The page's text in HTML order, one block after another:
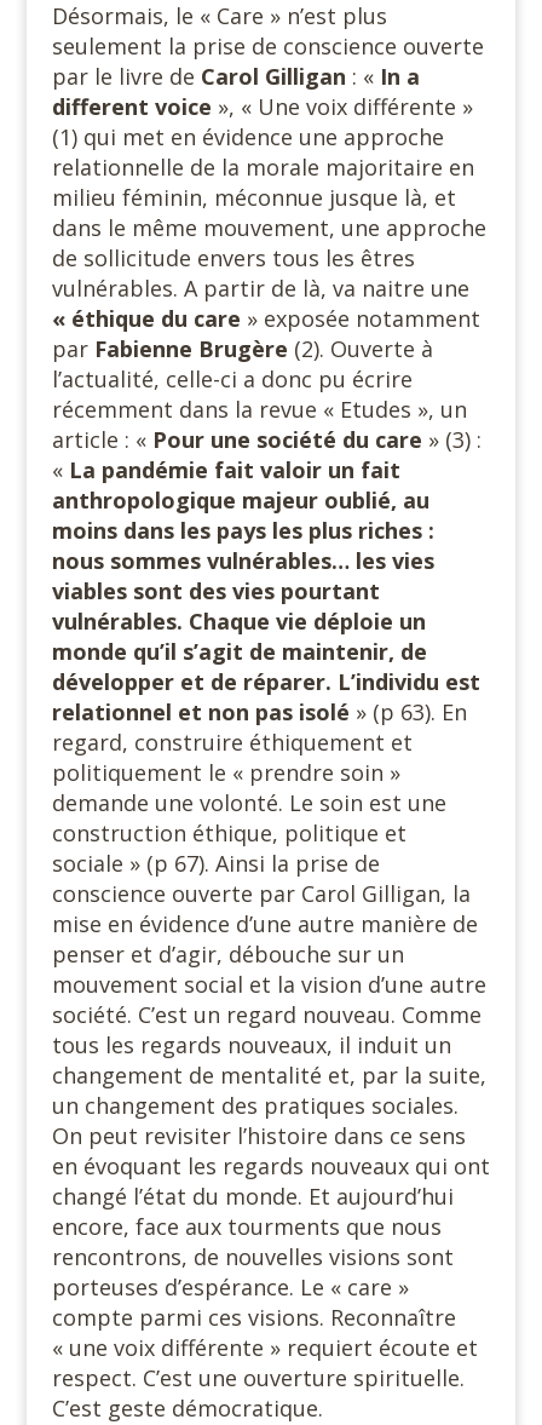
Désormais, le « Care » n’est plus
seulement la prise de conscience ouverte
par le livre de Carol Gilligan : « In a
different voice », « Une voix différente »
(1) qui met en évidence une approche
relationnelle de la morale majoritaire en
milieu féminin, méconnue jusque là, et
dans le même mouvement, une approche
de sollicitude envers tous les êtres
vulnérables. A partir de là, va naitre une
« éthique du care » exposée notamment
par Fabienne Brugère (2). Ouverte à
l’actualité, celle-ci a donc pu écrire
récemment dans la revue « Etudes », un
article : « Pour une société du care » (3) :
« La pandémie fait valoir un fait
anthropologique majeur oublié, au
moins dans les pays les plus riches :
nous sommes vulnérables… les vies
viables sont des vies pourtant
vulnérables. Chaque vie déploie un
monde qu’il s’agit de maintenir, de
développer et de réparer. L’individu est
relationnel et non pas isolé » (p 63). En
regard, construire éthiquement et
politiquement le « prendre soin »
demande une volonté. Le soin est une
construction éthique, politique et
sociale » (p 67). Ainsi la prise de
conscience ouverte par Carol Gilligan, la
mise en évidence d’une autre manière de
penser et d’agir, débouche sur un
mouvement social et la vision d’une autre
société. C’est un regard nouveau. Comme
tous les regards nouveaux, il induit un
changement de mentalité et, par la suite,
un changement des pratiques sociales.
On peut revisiter l’histoire dans ce sens
en évoquant les regards nouveaux qui ont
changé l’état du monde. Et aujourd’hui
encore, face aux tourments que nous
rencontrons, de nouvelles visions sont
porteuses d’espérance. Le « care »
compte parmi ces visions. Reconnaître
« une voix différente » requiert écoute et
respect. C’est une ouverture spirituelle.
C’est geste démocratique.